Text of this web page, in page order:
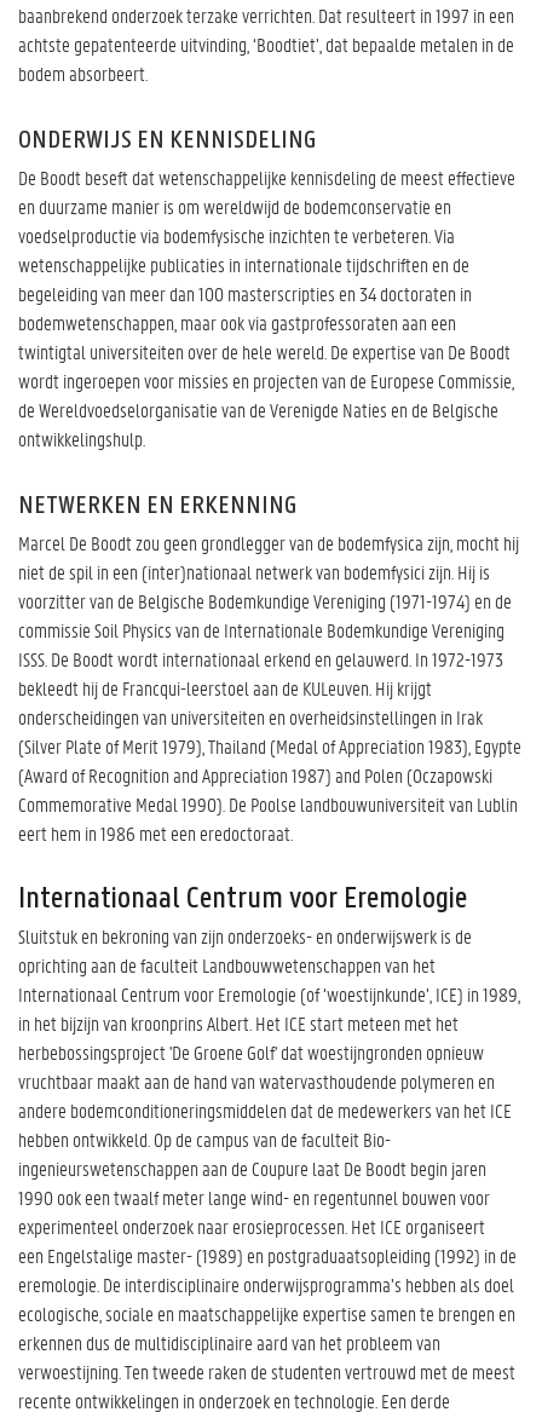
baanbrekend onderzoek terzake verrichten. Dat resulteert in 1997 in een
achtste gepatenteerde uitvinding, ‘Boodtiet’, dat bepaalde metalen in de
bodem absorbeert.
ONDERWIJS EN KENNISDELING
De Boodt beseft dat wetenschappelijke kennisdeling de meest effectieve
en duurzame manier is om wereldwijd de bodemconservatie en
voedselproductie via bodemfysische inzichten te verbeteren. Via
wetenschappelijke publicaties in internationale tijdschriften en de
begeleiding van meer dan 100 masterscripties en 34 doctoraten in
bodemwetenschappen, maar ook via gastprofessoraten aan een
twintigtal universiteiten over de hele wereld. De expertise van De Boodt
wordt ingeroepen voor missies en projecten van de Europese Commissie,
de Wereldvoedselorganisatie van de Verenigde Naties en de Belgische
ontwikkelingshulp.
NETWERKEN EN ERKENNING
Marcel De Boodt zou geen grondlegger van de bodemfysica zijn, mocht hij
niet de spil in een (inter)nationaal netwerk van bodemfysici zijn. Hij is
voorzitter van de Belgische Bodemkundige Vereniging (1971-1974) en de
commissie Soil Physics van de Internationale Bodemkundige Vereniging
ISSS. De Boodt wordt internationaal erkend en gelauwerd. In 1972-1973
bekleedt hij de Francqui-leerstoel aan de KULeuven. Hij krijgt
onderscheidingen van universiteiten en overheidsinstellingen in Irak
(Silver Plate of Merit 1979), Thailand (Medal of Appreciation 1983), Egypte
(Award of Recognition and Appreciation 1987) and Polen (Oczapowski
Commemorative Medal 1990). De Poolse landbouwuniversiteit van Lublin
eert hem in 1986 met een eredoctoraat.
Internationaal Centrum voor Eremologie
Sluitstuk en bekroning van zijn onderzoeks- en onderwijswerk is de
oprichting aan de faculteit Landbouwwetenschappen van het
Internationaal Centrum voor Eremologie (of ‘woestijnkunde’, ICE) in 1989,
in het bijzijn van kroonprins Albert. Het ICE start meteen met het
herbebossingsproject 'De Groene Golf' dat woestijngronden opnieuw
vruchtbaar maakt aan de hand van watervasthoudende polymeren en
andere bodemconditioneringsmiddelen dat de medewerkers van het ICE
hebben ontwikkeld. Op de campus van de faculteit Bio-
ingenieurswetenschappen aan de Coupure laat De Boodt begin jaren
1990 ook een twaalf meter lange wind- en regentunnel bouwen voor
experimenteel onderzoek naar erosieprocessen. Het ICE organiseert
een Engelstalige master- (1989) en postgraduaatsopleiding (1992) in de
eremologie. De interdisciplinaire onderwijsprogramma’s hebben als doel
ecologische, sociale en maatschappelijke expertise samen te brengen en
erkennen dus de multidisciplinaire aard van het probleem van
verwoestijning. Ten tweede raken de studenten vertrouwd met de meest
recente ontwikkelingen in onderzoek en technologie. Een derde